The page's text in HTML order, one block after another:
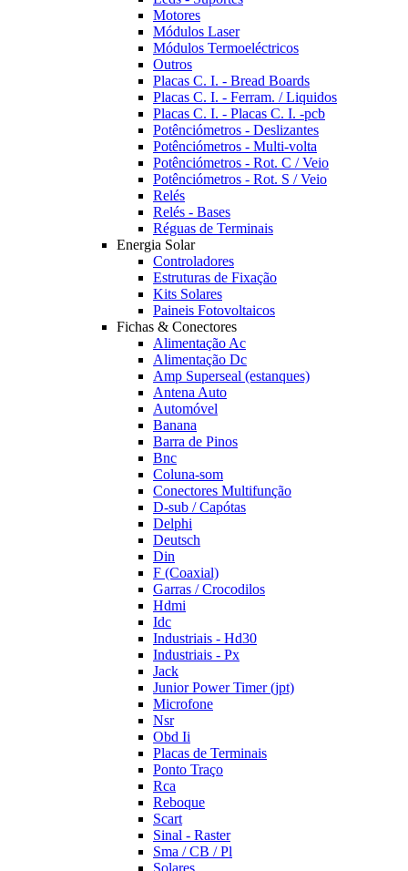
Motores
Módulos Laser
Módulos Termoeléctricos
Outros
Placas C. I. - Bread Boards
Placas C. I. - Ferram. / Liquidos
Placas C. I. - Placas C. I. -pcb
Potênciómetros - Deslizantes
Potênciómetros - Multi-volta
Potênciómetros - Rot. C / Veio
Potênciómetros - Rot. S / Veio
Relés
Relés - Bases
Réguas de Terminais
Energia Solar
Controladores
Estruturas de Fixação
Kits Solares
Paineis Fotovoltaicos
Fichas & Conectores
Alimentação Ac
Alimentação Dc
Amp Superseal (estanques)
Antena Auto
Automóvel
Banana
Barra de Pinos
Bnc
Coluna-som
Conectores Multifunção
D-sub / Capótas
Delphi
Deutsch
Din
F (Coaxial)
Garras / Crocodilos
Hdmi
Idc
Industriais - Hd30
Industriais - Px
Jack
Junior Power Timer (jpt)
Microfone
Nsr
Obd Ii
Placas de Terminais
Ponto Traço
Rca
Reboque
Scart
Sinal - Raster
Sma / CB / Pl
Solares